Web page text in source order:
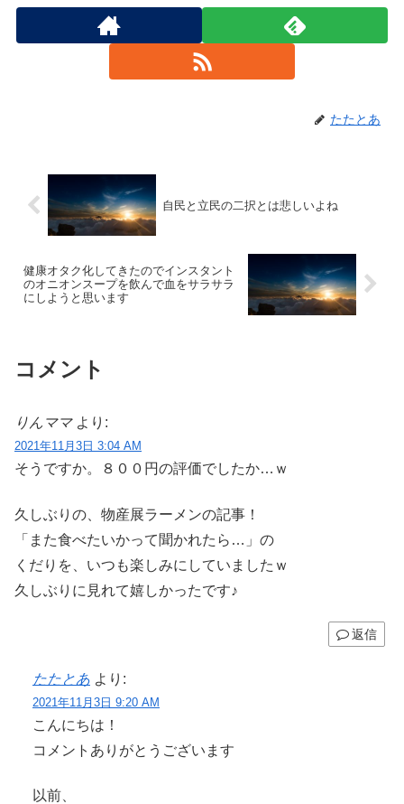
たたとあ
自民と立民の二択とは悲しいよね
健康オタク化してきたのでインスタント
のオニオンスープを飲んで血をサラサラ
にしようと思います
コメント
りんママ より:
2021年11月3日 3:04 AM
そうですか。８００円の評価でしたか…ｗ
久しぶりの、物産展ラーメンの記事！
「また食べたいかって聞かれたら…」の
くだりを、いつも楽しみにしていましたｗ
久しぶりに見れて嬉しかったです♪
返信
たたとあ より:
2021年11月3日 9:20 AM
こんにちは！
コメントありがとうございます
以前、